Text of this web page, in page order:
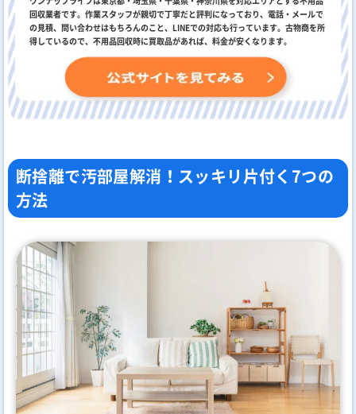
回収業者です。作業スタッフが親切で丁寧だと評判になっており、電話・メールで
の見積、問い合わせはもちろんのこと、LINEでの対応も行っています。古物商を所
得しているので、不用品回収時に買取品があれば、料金が安くなります。
断捨離で汚部屋解消！スッキリ片付く7つの
方法